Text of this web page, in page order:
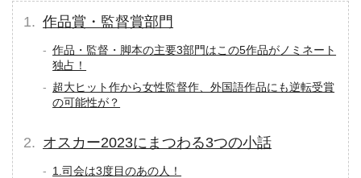
作品賞・監督賞部門
作品・監督・脚本の主要3部門はこの5作品がノミネート
独占！
超大ヒット作から女性監督作、外国語作品にも逆転受賞
の可能性が？
オスカー2023にまつわる3つの小話
1.司会は3度目のあの人！